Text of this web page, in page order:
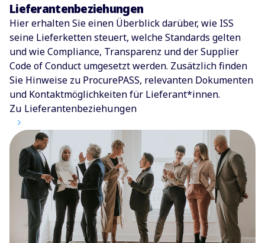
Lieferantenbeziehungen
Hier erhalten Sie einen Überblick darüber, wie ISS
seine Lieferketten steuert, welche Standards gelten
und wie Compliance, Transparenz und der Supplier
Code of Conduct umgesetzt werden. Zusätzlich finden
Sie Hinweise zu ProcurePASS, relevanten Dokumenten
und Kontaktmöglichkeiten für Lieferant*innen.
Zu Lieferantenbeziehungen